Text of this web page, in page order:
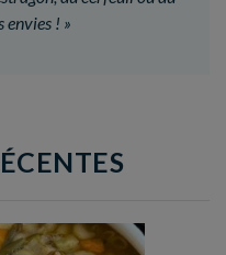
envies ! »